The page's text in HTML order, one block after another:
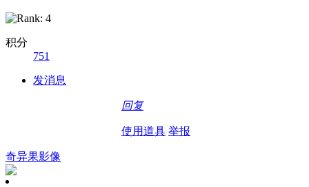
积分
751
发消息
回复
使用道具 举报
奇异果影像